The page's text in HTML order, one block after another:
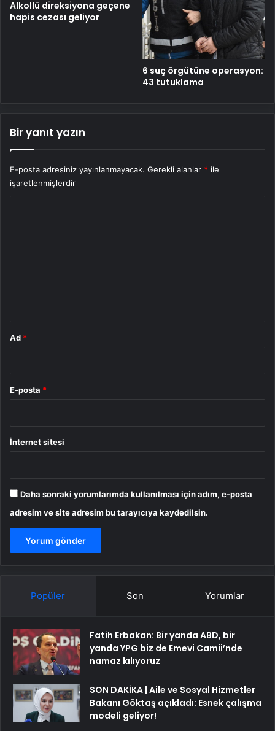
Alkollü direksiyona geçene
hapis cezası geliyor
6 suç örgütüne operasyon:
43 tutuklama
Bir yanıt yazın
E-posta adresiniz yayınlanmayacak. Gerekli alanlar * ile
işaretlenmişlerdir
Ad *
E-posta *
İnternet sitesi
Daha sonraki yorumlarımda kullanılması için adım, e-posta
adresim ve site adresim bu tarayıcıya kaydedilsin.
Popüler Son Yorumlar
Fatih Erbakan: Bir yanda ABD, bir
yanda YPG biz de Emevi Camii’nde
namaz kılıyoruz
SON DAKİKA | Aile ve Sosyal Hizmetler
Bakanı Göktaş açıkladı: Esnek çalışma
modeli geliyor!